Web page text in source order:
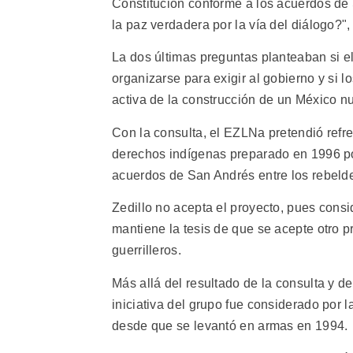
Constitución conforme a los acuerdos
la paz verdadera por la vía del
La dos últimas preguntas planteaban si
organizarse para exigir al gobierno y si
activa de la construcción de un México
Con la consulta, el EZLNa pretendió
derechos indígenas preparado en 1996
acuerdos de San Andrés entre los
Zedillo no acepta el proyecto, pues
mantiene la tesis de que se acepte otro
guerrilleros.
Más allá del resultado de la consulta y
iniciativa del grupo fue considerado por
desde que se levantó en armas en 1994.